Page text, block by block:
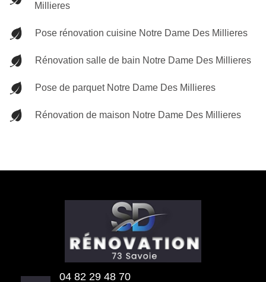
Millieres
Pose rénovation cuisine Notre Dame Des Millieres
Rénovation salle de bain Notre Dame Des Millieres
Pose de parquet Notre Dame Des Millieres
Rénovation de maison Notre Dame Des Millieres
04 82 29 48 70